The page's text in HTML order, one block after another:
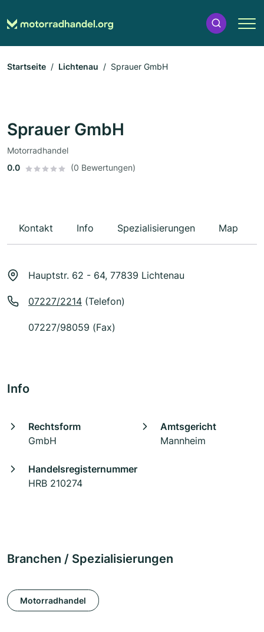
Startseite Lichtenau Sprauer GmbH
Sprauer GmbH
Motorradhandel
0.0
(0 Bewertungen)
Kontakt Info Spezialisierungen Map
Hauptstr. 62 - 64, 77839 Lichtenau
07227/2214 (Telefon)
07227/98059 (Fax)
Info
Rechtsform
GmbH
Amtsgericht
Mannheim
Handelsregisternummer
HRB 210274
Branchen / Spezialisierungen
Motorradhandel